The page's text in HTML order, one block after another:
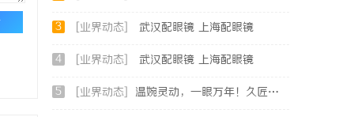
3 [业界动态] 武汉配眼镜 上海配眼镜
4 [业界动态] 武汉配眼镜 上海配眼镜
5 [业界动态] 温婉灵动，一眼万年！久匠量身定制的眉眼唇，才是你整张脸的点睛之笔！淡颜系女生的气质加分项